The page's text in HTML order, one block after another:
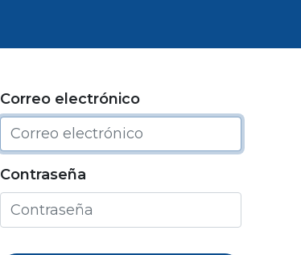
Correo electrónico
Contraseña